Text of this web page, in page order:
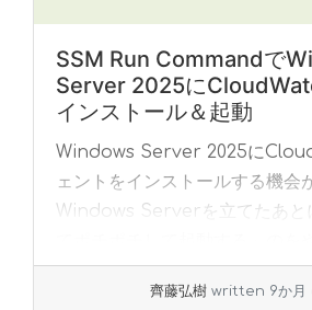
SSM Run Commandで
Server 2025に
インストール＆起動
Windows Server 2025に
ェントをインストールする機会
Windows Serverを立てたあと
ふと思いました。 ... »read
齊藤弘樹 written 9か月